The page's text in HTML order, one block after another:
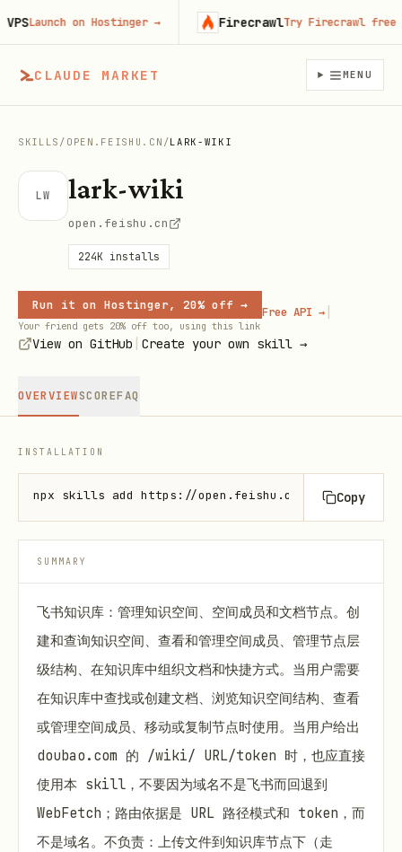
CLAUDE MARKET MENU
SKILLS / OPEN.FEISHU.CN /LARK-WIKI
LW lark-wiki
open.feishu.cn
224K installs
Run it on Hostinger, 20% off →
Your friend gets 20% off too, using this link
Free API → |
View on GitHub Create your own skill →
OVERVIEWSCOREFAQ
INSTALLATION
npx skills add https://open.feishu.cn --skill lark-
Copy
SUMMARY
飞书知识库：管理知识空间、空间成员和文档节点。创
建和查询知识空间、查看和管理空间成员、管理节点层
级结构、在知识库中组织文档和快捷方式。当用户需要
在知识库中查找或创建文档、浏览知识空间结构、查看
或管理空间成员、移动或复制节点时使用。当用户给出
doubao.com 的 /wiki/ URL/token 时，也应直接
使用本 skill，不要因为域名不是飞书而回退到
WebFetch；路由依据是 URL 路径模式和 token，而
不是域名。不负责：上传文件到知识库节点下（走
Launch on Hostinger→ FirecrawlTry Firecrawl free→